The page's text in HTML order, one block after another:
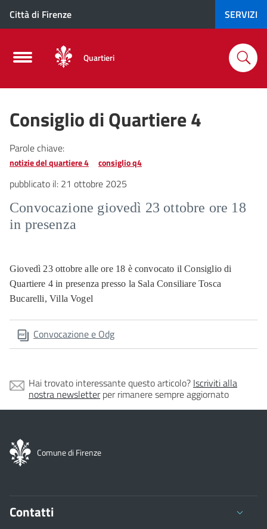
Città di Firenze SERVIZI
Quartieri
Consiglio di Quartiere 4
Parole chiave:
notizie del quartiere 4 consiglio q4
pubblicato il: 21 ottobre 2025
Convocazione giovedì 23 ottobre ore 18
in presenza
Giovedì 23 ottobre alle ore 18 è convocato il Consiglio di
Quartiere 4 in presenza presso la Sala Consiliare Tosca
Bucarelli, Villa Vogel
Convocazione e Odg
Hai trovato interessante questo articolo? Iscriviti alla
nostra newsletterper rimanere sempre aggiornato
Comune di Firenze
Contatti